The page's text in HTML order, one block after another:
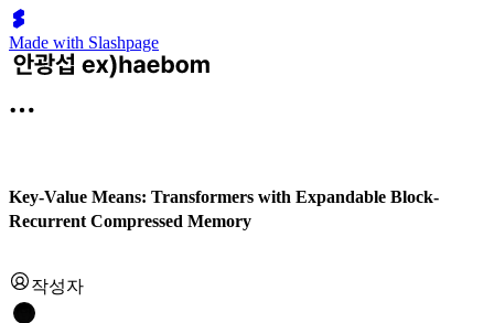
Made with Slashpage
Key-Value Means: Transformers with Expandable Block-
Recurrent Compressed Memory
작성자